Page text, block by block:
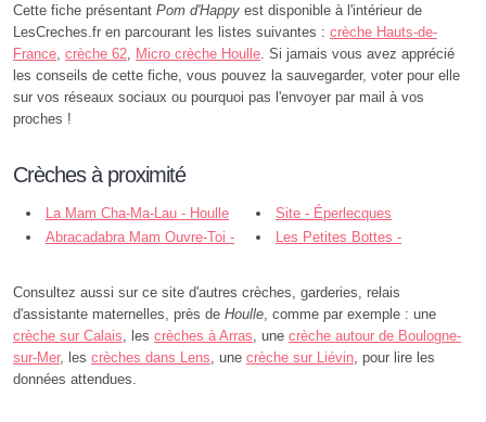
Cette fiche présentant Pom d'Happy est disponible à l'intérieur de
LesCreches.fr en parcourant les listes suivantes : crèche Hauts-de-
France crèche 62 Micro crèche Houlle . Si jamais vous avez apprécié
les conseils de cette fiche, vous pouvez la sauvegarder, voter pour elle
sur vos réseaux sociaux ou pourquoi pas l'envoyer par mail à vos
proches !
Crèches à proximité
La Mam Cha-Ma-Lau - Houlle
Site - Éperlecques
Abracadabra Mam Ouvre-Toi -
Les Petites Bottes -
Consultez aussi sur ce site d'autres crèches, garderies, relais
d'assistante maternelles, près de Houlle , comme par exemple : une
crèche sur Calais , les crèches à Arras , une crèche autour de Boulogne-
sur-Mer, les crèches dans Lens , une crèche sur Liévin , pour lire les
données attendues.